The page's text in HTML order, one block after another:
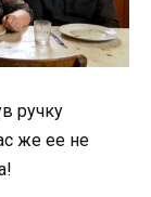
ручку
же ее не